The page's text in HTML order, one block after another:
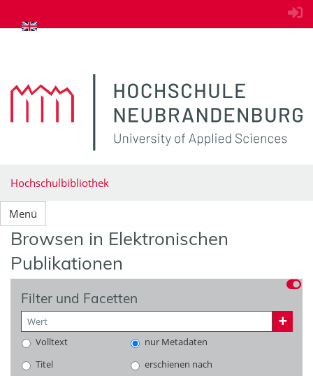
zum Inhalt springen
Hochschulbibliothek
Menü
Browsen in Elektronischen
Publikationen
Filter und Facetten
Volltext
nur Metadaten
Titel
erschienen nach